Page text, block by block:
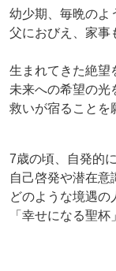
幼少期、毎晩のよ
父におびえ、家事
生まれてきた絶望
未来への希望の光
救いが宿ることを
7歳の頃、自発的に
自己啓発や潜在意
どのような境遇の
「幸せになる聖杯